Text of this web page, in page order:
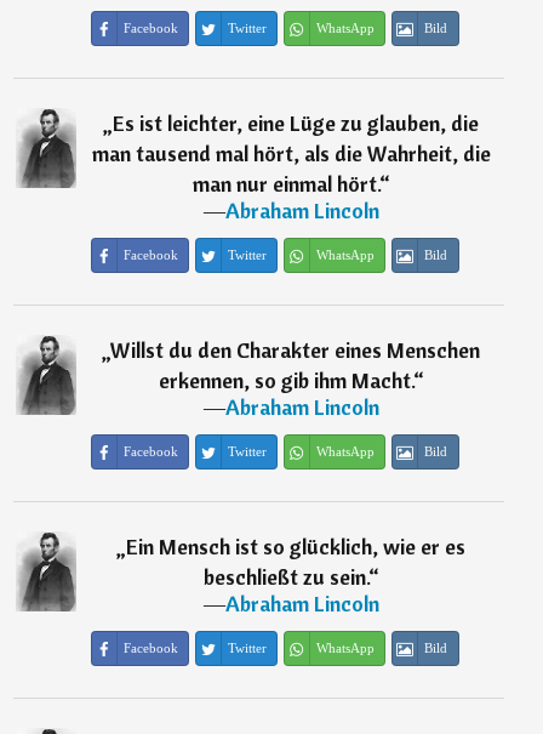
Facebook Twitter WhatsApp Bild
„Es ist leichter, eine Lüge zu glauben, die
man tausend mal hört, als die Wahrheit, die
man nur einmal hört.“
―Abraham Lincoln
Facebook Twitter WhatsApp Bild
„Willst du den Charakter eines Menschen
erkennen, so gib ihm Macht.“
―Abraham Lincoln
Facebook Twitter WhatsApp Bild
„Ein Mensch ist so glücklich, wie er es
beschließt zu sein.“
―Abraham Lincoln
Facebook Twitter WhatsApp Bild